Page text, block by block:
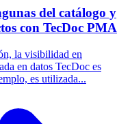
del catálogo y
con TecDoc PMA
la visibilidad en
en datos TecDoc es
es utilizada...